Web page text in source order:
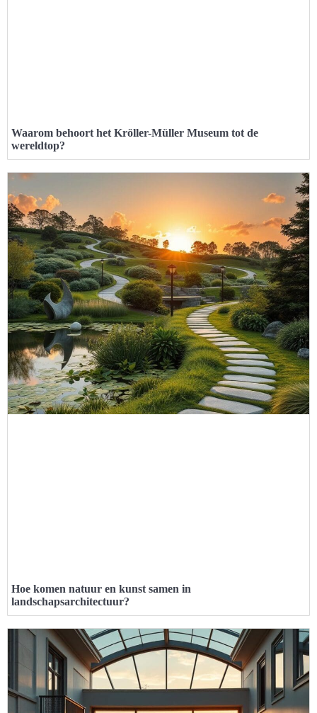
Waarom behoort het Kröller-Müller Museum tot de
wereldtop?
Hoe komen natuur en kunst samen in
landschapsarchitectuur?